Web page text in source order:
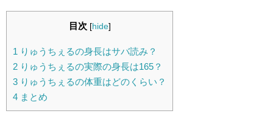
目次 [hide]
1 りゅうちぇるの身長はサバ読み？
2 りゅうちぇるの実際の身長は165？
3 りゅうちぇるの体重はどのくらい？
4 まとめ